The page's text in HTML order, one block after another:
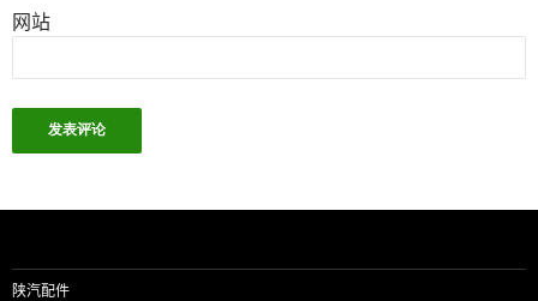
网站
陕汽配件